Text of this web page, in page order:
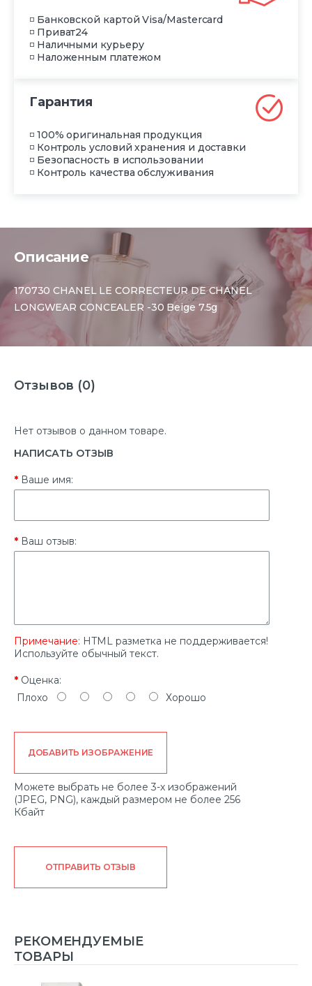
◽ Банковской картой Visa/Mastercard
◽ Приват24
◽ Наличными курьеру
◽ Наложенным платежом
Гарантия
◽ 100% оригинальная продукция
◽ Контроль условий хранения и доставки
◽ Безопасность в использовании
◽ Контроль качества обслуживания
Описание
170730 CHANEL LE CORRECTEUR DE CHANEL
LONGWEAR CONCEALER -30 Beige 7.5g
Отзывов (0)
Нет отзывов о данном товаре.
НАПИСАТЬ ОТЗЫВ
Ваше имя:
Ваш отзыв:
Примечание: HTML разметка не поддерживается!
Используйте обычный текст.
Оценка:
Плохо
Хорошо
ДОБАВИТЬ ИЗОБРАЖЕНИЕ
Можете выбрать не более 3-х изображений
(JPEG, PNG), каждый размером не более 256
Кбайт
ОТПРАВИТЬ ОТЗЫВ
РЕКОМЕНДУЕМЫЕ
ТОВАРЫ